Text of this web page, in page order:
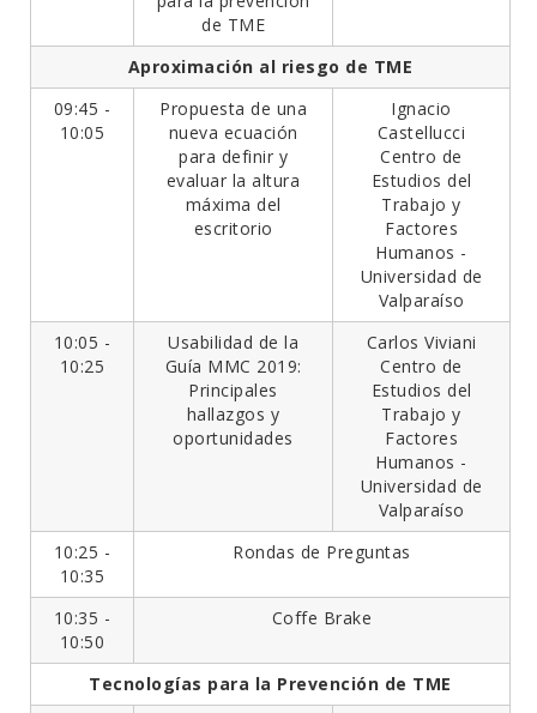
de TME
Aproximación al riesgo de TME
09:45 -
10:05
Propuesta de una
nueva ecuación
para definir y
evaluar la altura
máxima del
escritorio
Ignacio
Castellucci
Centro de
Estudios del
Trabajo y
Factores
Humanos -
Universidad de
Valparaíso
10:05 -
10:25
Usabilidad de la
Guía MMC 2019:
Principales
hallazgos y
oportunidades
Carlos Viviani
Centro de
Estudios del
Trabajo y
Factores
Humanos -
Universidad de
Valparaíso
10:25 -
10:35
Rondas de Preguntas
10:35 -
10:50
Coffe Brake
Tecnologías para la Prevención de TME